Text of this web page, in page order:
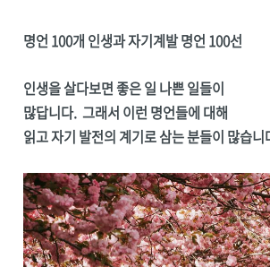
명언 100개 인생과 자기계발 명언 100선
인생을 살다보면 좋은 일 나쁜 일들이
많답니다. 그래서 이런 명언들에 대해
읽고 자기 발전의 계기로 삼는 분들이 많습니